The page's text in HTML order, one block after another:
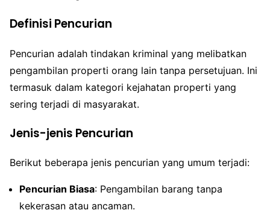
Definisi Pencurian
Pencurian adalah tindakan kriminal yang melibatkan
pengambilan properti orang lain tanpa persetujuan. Ini
termasuk dalam kategori kejahatan properti yang
sering terjadi di masyarakat.
Jenis-jenis Pencurian
Berikut beberapa jenis pencurian yang umum terjadi:
Pencurian Biasa: Pengambilan barang tanpa
kekerasan atau ancaman.